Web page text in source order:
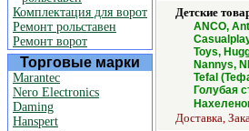
Комплектация для ворот
Ремонт рольставен
Ремонт ворот
Торговые марки
Marantec
Nero Electronics
Daming
Hanspert
Детские
ANCO,
Toys,
Nannys,
Tefal
Голубая
Доставка,